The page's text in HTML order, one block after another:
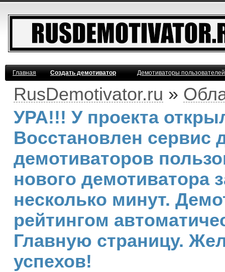
Главная Создать демотиватор Демотиваторы
RusDemotivator.ru »
УРА!!! У проекта
Восстановлен сервис
демотиваторов
нового демотиватора
несколько минут.
рейтингом
Главную страницу.
успехов!